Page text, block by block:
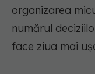
organizarea
numărul
face ziua mai